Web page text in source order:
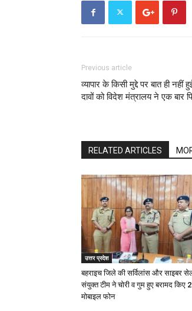
Previous article
व्यापार के किसी मुद्दे पर बात ही
दावों को विदेश मंत्रालय ने एक बार
RELATED ARTICLES
उत्तर प्रदेश
बहराइच जिले की सर्विलांस और साइबर
संयुक्त टीम ने चोरी व गुम हुए बरामद किए
मोबाइल फोन